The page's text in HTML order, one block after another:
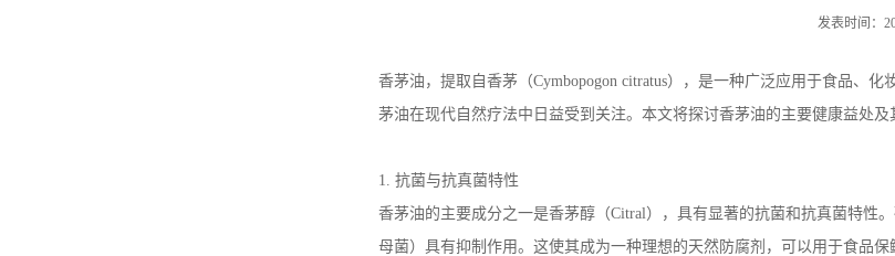
发表时间：
香茅油，提取自香茅（Cymbopogon citratus），是一种广泛应用于食品、
茅油在现代自然疗法中日益受到关注。本文将探讨香茅油的主要健康益处及
1. 抗菌与抗真菌特性
香茅油的主要成分之一是香茅醇（Citral），具有显著的抗菌和抗真菌特性
母菌）具有抑制作用。这使其成为一种理想的天然防腐剂，可以用于食品